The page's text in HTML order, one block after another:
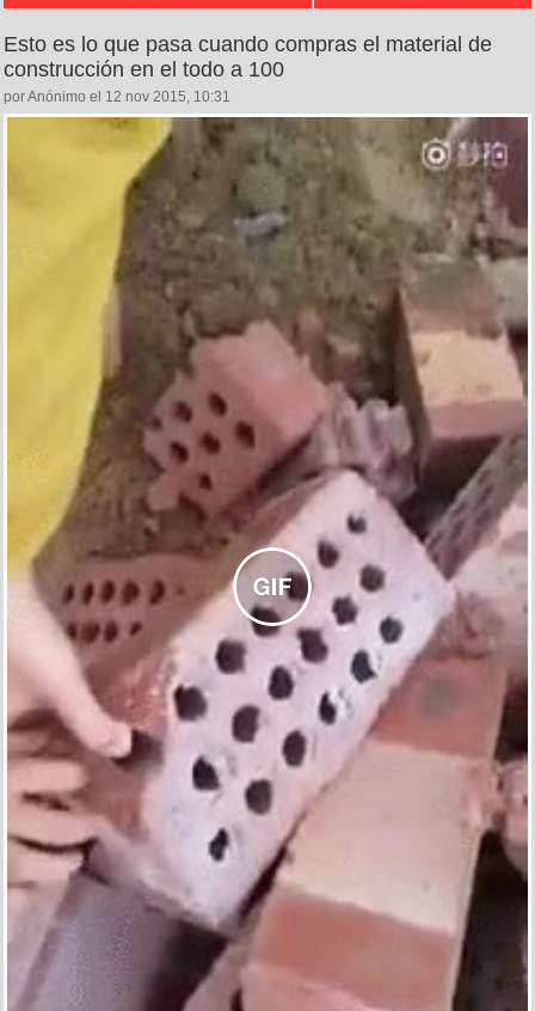
Esto es lo que pasa cuando compras el material de
construcción en el todo a 100
por Anónimo el 12 nov 2015, 10:31